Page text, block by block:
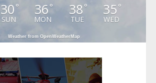
30 °
SUN
36 °
MON
38 °
TUE
35 °
WED
Weather from OpenWeatherMap